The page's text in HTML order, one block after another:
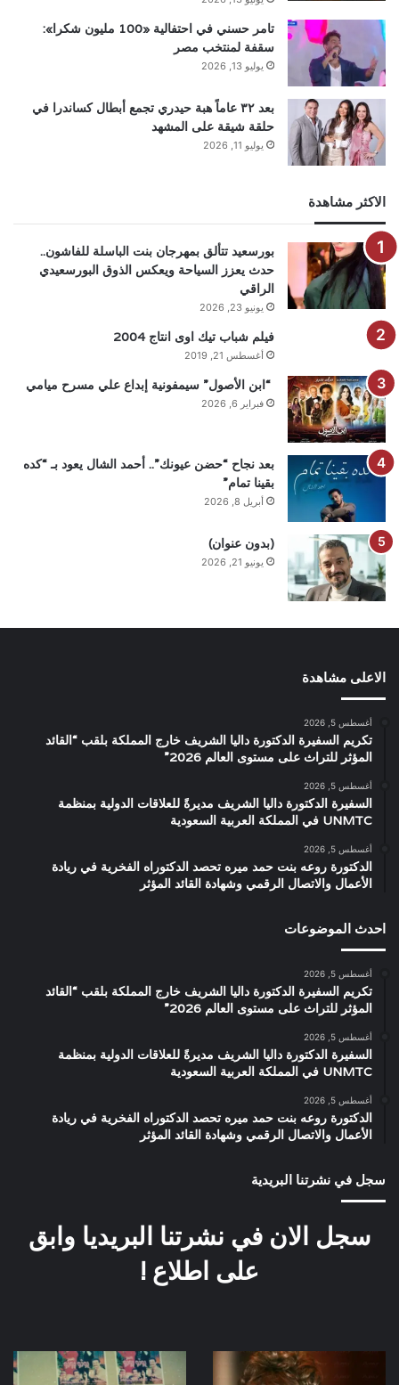
تامر حسني في احتفالية «100 مليون شكرا»:
سقفة لمنتخب مصر
يوليو 13, 2026
بعد ٣٢ عاماً هبة حيدري تجمع أبطال كساندرا في
حلقة شيقة على المشهد
يوليو 11, 2026
الاكثر مشاهدة
بورسعيد تتألق بمهرجان بنت الباسلة للفاشون..
حدث يعزز السياحة ويعكس الذوق البورسعيدي
الراقي
يونيو 23, 2026
فيلم شباب تيك اوى انتاج 2004
أغسطس 21, 2019
“ابن الأصول” سيمفونية إبداع علي مسرح ميامي
فبراير 6, 2026
بعد نجاح “حضن عيونك”.. أحمد الشال يعود بـ “كده
بقينا تمام”
أبريل 8, 2026
(بدون عنوان)
يونيو 21, 2026
الاعلى مشاهدة
أغسطس 5, 2026
تكريم السفيرة الدكتورة داليا الشريف خارج المملكة بلقب “القائد
المؤثر للتراث على مستوى العالم 2026”
أغسطس 5, 2026
السفيرة الدكتورة داليا الشريف مديرةً للعلاقات الدولية بمنظمة
UNMTC في المملكة العربية السعودية
أغسطس 5, 2026
الدكتورة روعه بنت حمد ميره تحصد الدكتوراه الفخرية في ريادة
الأعمال والاتصال الرقمي وشهادة القائد المؤثر
احدث الموضوعات
أغسطس 5, 2026
تكريم السفيرة الدكتورة داليا الشريف خارج المملكة بلقب “القائد
المؤثر للتراث على مستوى العالم 2026”
أغسطس 5, 2026
السفيرة الدكتورة داليا الشريف مديرةً للعلاقات الدولية بمنظمة
UNMTC في المملكة العربية السعودية
أغسطس 5, 2026
الدكتورة روعه بنت حمد ميره تحصد الدكتوراه الفخرية في ريادة
الأعمال والاتصال الرقمي وشهادة القائد المؤثر
سجل في نشرتنا البريدية
سجل الان في نشرتنا البريديا وابق
على اطلاع !
صورة
نادرة